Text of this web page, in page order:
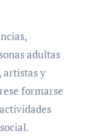
adultas
artistas y
formarse